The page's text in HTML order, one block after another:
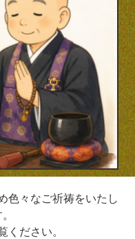
色々なご祈祷をいたし
ください。